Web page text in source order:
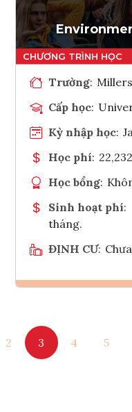
Trường:
Cấp học:
Kỳ nhập học:
Học phí:
Học bổng:
Sinh hoạt phí:
tháng.
ĐỊNH CƯ:
2 3 4 5